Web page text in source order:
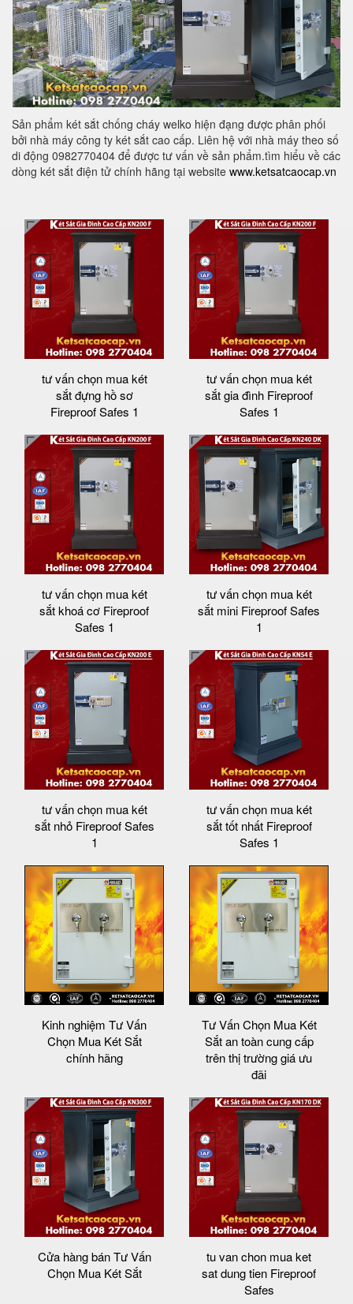
Sản phẩm két sắt chống cháy welko hiện đạng được phân phối
bởi nhà máy công ty két sắt cao cấp. Liên hệ với nhà máy theo số
di động 0982770404 để được tư vấn về sản phẩm.tìm hiểu về các
dòng két sắt điện tử chính hãng tại website www.ketsatcaocap.vn
tư vấn chọn mua két
sắt đựng hồ sơ
Fireproof Safes 1
tư vấn chọn mua két
sắt gia đình Fireproof
Safes 1
tư vấn chọn mua két
sắt khoá cơ Fireproof
Safes 1
tư vấn chọn mua két
sắt mini Fireproof Safes
1
tư vấn chọn mua két
sắt nhỏ Fireproof Safes
1
tư vấn chọn mua két
sắt tốt nhất Fireproof
Safes 1
Kinh nghiệm Tư Vấn
Chọn Mua Két Sắt
chính hãng
Tư Vấn Chọn Mua Két
Sắt an toàn cung cấp
trên thị trường giá ưu
đãi
Cửa hàng bán Tư Vấn
Chọn Mua Két Sắt
tu van chon mua ket
sat dung tien Fireproof
Safes